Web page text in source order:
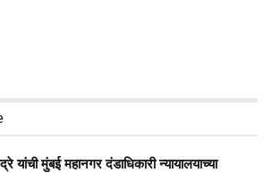
मुंबई महानगर दंडाधिकारी न्यायालयाच्या